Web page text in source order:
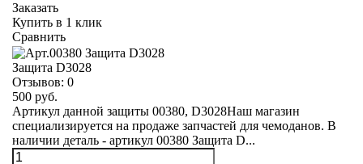
Заказать
Купить в 1 клик
Сравнить
Защита D3028
Отзывов: 0
500 руб.
Артикул данной защиты 00380, D3028Наш магазин
специализируется на продаже запчастей для чемоданов. В
наличии деталь - артикул 00380 Защита D...